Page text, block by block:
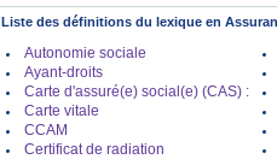
Liste des définitions du lexique en
Autonomie sociale
Ayant-droits
Carte d'assuré(e) social(e) (CAS) :
Carte vitale
CCAM
Certificat de radiation